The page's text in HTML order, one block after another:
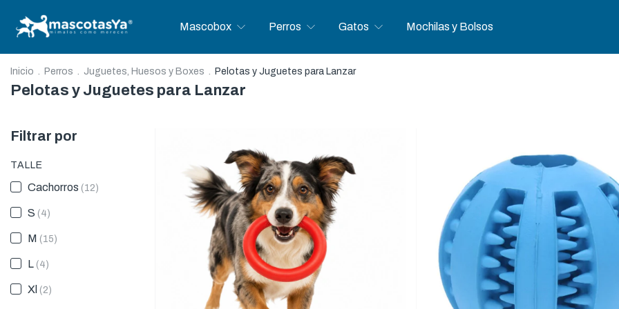
Mascobox Perros Gatos Mochilas y Bolsos
Inicio Perros Juguetes, Huesos y Boxes Pelotas y Juguetes para Lanzar
Pelotas y Juguetes para Lanzar
Filtrar por
TALLE
Cachorros (12)
S (4)
M (15)
L (4)
Xl (2)